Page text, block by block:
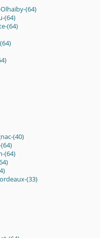
(64)
(64)
(64)
(40)
(64)
(33)